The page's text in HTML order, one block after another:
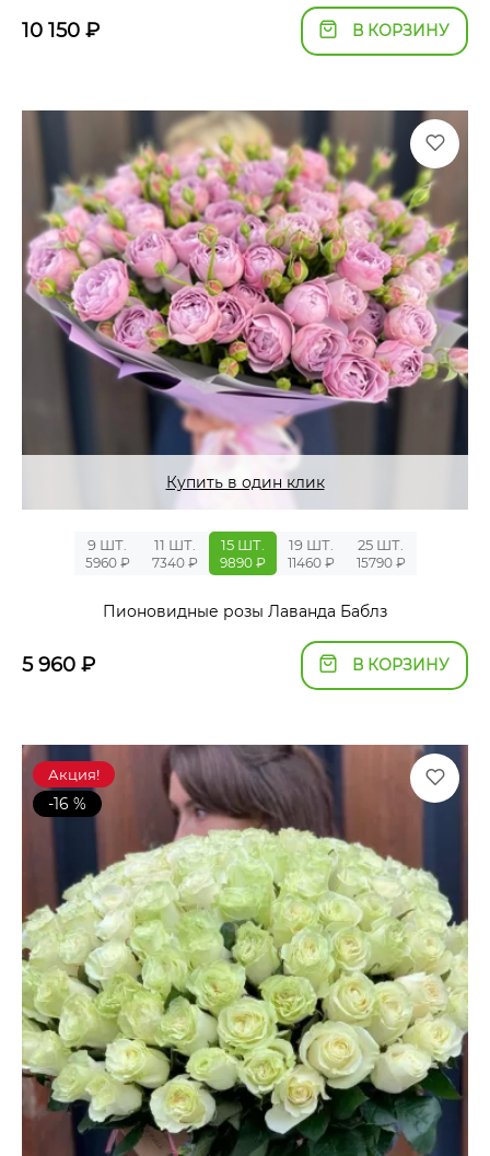
10 150 ₽ В КОРЗИНУ
Купить в один клик
9 ШТ.
5960 ₽
11 ШТ.
7340 ₽
15 ШТ.
9890 ₽
19 ШТ.
11460 ₽
25 ШТ.
15790 ₽
Пионовидные розы Лаванда Баблз
5 960 ₽ В КОРЗИНУ
Акция!
-16 %